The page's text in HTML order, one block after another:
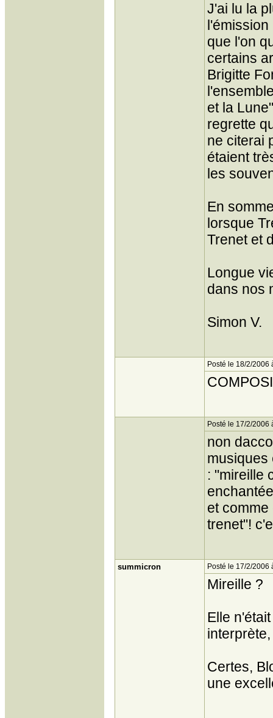
J'ai lu la
l'émission
que l'on
certains
Brigitte
et la
regrette
ne citerai
étaient
les
En
lorsque
Trenet et
Longue
dans nos
Simon V.
Posté le 18/2/2006
Posté le 17/2/2006
non
musiques
: "mireille
et
trenet"!
summicron Posté le 17/2/2006
Mireille ?
Elle
Certes,
une